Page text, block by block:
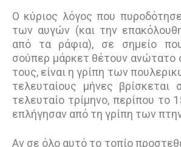
Ο κύριος λόγος που
των αυγών (και την
από τα ράφια), σε σημείο
σούπερ μάρκετ θέτουν ανώτατο
τους, είναι η γρίπη των
τελευταίους μήνες
τελευταίο τρίμηνο, περίπου το
επλήγησαν από τη γρίπη των
Αν σε όλο αυτό το τοπίο